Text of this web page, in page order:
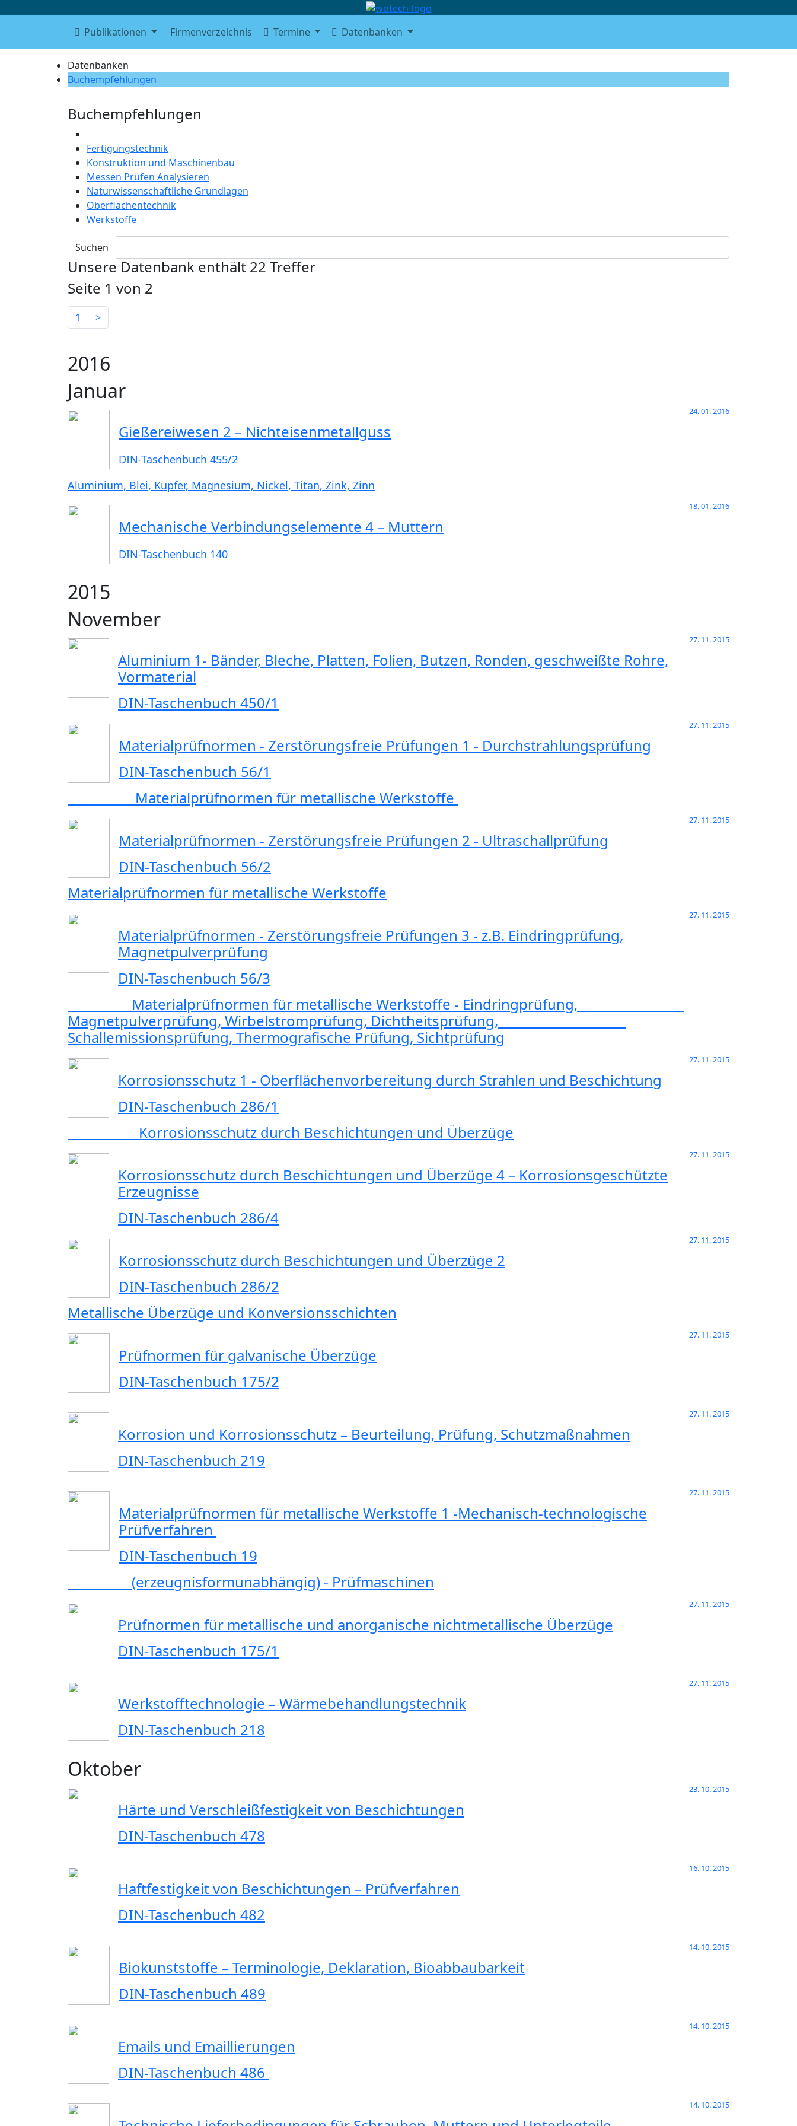
Publikationen Firmenverzeichnis Termine Datenbanken
Datenbanken
Buchempfehlungen
Buchempfehlungen
Fertigungstechnik
Konstruktion und Maschinenbau
Messen Prüfen Analysieren
Naturwissenschaftliche Grundlagen
Oberflächentechnik
Werkstoffe
Unsere Datenbank enthält 22 Treffer
Seite 1 von 2
1 >
2016
Januar
24. 01. 2016
Gießereiwesen 2 – Nichteisenmetallguss
DIN-Taschenbuch 455/2
Aluminium, Blei, Kupfer, Magnesium, Nickel, Titan, Zink, Zinn
18. 01. 2016
Mechanische Verbindungselemente 4 – Muttern
DIN-Taschenbuch 140
2015
November
27. 11. 2015
Aluminium 1- Bänder, Bleche, Platten, Folien, Butzen, Ronden, geschweißte Rohre,
Vormaterial
DIN-Taschenbuch 450/1
27. 11. 2015
Materialprüfnormen - Zerstörungsfreie Prüfungen 1 - Durchstrahlungsprüfung
DIN-Taschenbuch 56/1
Materialprüfnormen für metallische Werkstoffe
27. 11. 2015
Materialprüfnormen - Zerstörungsfreie Prüfungen 2 - Ultraschallprüfung
DIN-Taschenbuch 56/2
Materialprüfnormen für metallische Werkstoffe
27. 11. 2015
Materialprüfnormen - Zerstörungsfreie Prüfungen 3 - z.B. Eindringprüfung,
Magnetpulverprüfung
DIN-Taschenbuch 56/3
Materialprüfnormen für metallische Werkstoffe - Eindringprüfung,
Magnetpulverprüfung, Wirbelstromprüfung, Dichtheitsprüfung,
Schallemissionsprüfung, Thermografische Prüfung, Sichtprüfung
27. 11. 2015
Korrosionsschutz 1 - Oberflächenvorbereitung durch Strahlen und Beschichtung
DIN-Taschenbuch 286/1
Korrosionsschutz durch Beschichtungen und Überzüge
27. 11. 2015
Korrosionsschutz durch Beschichtungen und Überzüge 4 – Korrosionsgeschützte
Erzeugnisse
DIN-Taschenbuch 286/4
27. 11. 2015
Korrosionsschutz durch Beschichtungen und Überzüge 2
DIN-Taschenbuch 286/2
Metallische Überzüge und Konversionsschichten
27. 11. 2015
Prüfnormen für galvanische Überzüge
DIN-Taschenbuch 175/2
27. 11. 2015
Korrosion und Korrosionsschutz – Beurteilung, Prüfung, Schutzmaßnahmen
DIN-Taschenbuch 219
27. 11. 2015
Materialprüfnormen für metallische Werkstoffe 1 -Mechanisch-technologische
Prüfverfahren
DIN-Taschenbuch 19
(erzeugnisformunabhängig) - Prüfmaschinen
27. 11. 2015
Prüfnormen für metallische und anorganische nichtmetallische Überzüge
DIN-Taschenbuch 175/1
27. 11. 2015
Werkstofftechnologie – Wärmebehandlungstechnik
DIN-Taschenbuch 218
Oktober
23. 10. 2015
Härte und Verschleißfestigkeit von Beschichtungen
DIN-Taschenbuch 478
16. 10. 2015
Haftfestigkeit von Beschichtungen – Prüfverfahren
DIN-Taschenbuch 482
14. 10. 2015
Biokunststoffe – Terminologie, Deklaration, Bioabbaubarkeit
DIN-Taschenbuch 489
14. 10. 2015
Emails und Emaillierungen
DIN-Taschenbuch 486
14. 10. 2015